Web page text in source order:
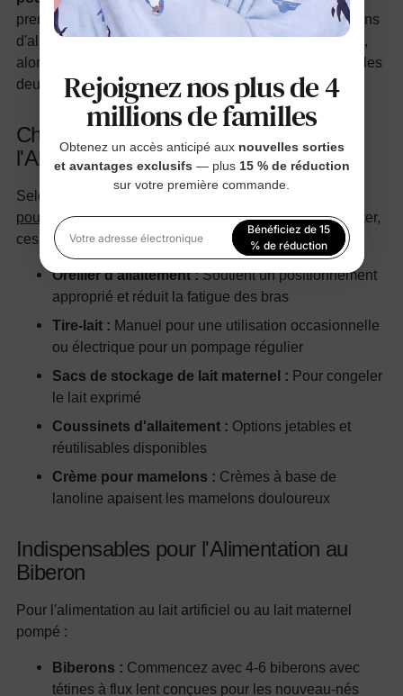
premiers jours plus fluides. Souvenez-vous que les plans
d'alimentation changent parfois après l'arrivée de bébé,
alors considérez d'avoir des fournitures basiques pour les
deux méthodes.
Checklist des Essentiels pour
l'Allaitement
Selon le
CDC, parmi les nourrissons nés en 2021, 81
pour cent ont déjà été allaités. Si vous prévoyez d'allaiter,
ces articles peuvent soutenir votre voyage :
Oreiller d'allaitement :Soutient un positionnement
approprié et réduit la fatigue des bras
Tire-lait : Manuel pour une utilisation occasionnelle
ou électrique pour un pompage régulier
Sacs de stockage de lait maternel : Pour congeler
le lait exprimé
Coussinets d'allaitement : Options jetables et
réutilisables disponibles
Crème pour mamelons : Crèmes à base de
lanoline apaisent les mamelons douloureux
Indispensables pour l'Alimentation au
Biberon
Pour l'alimentation au lait artificiel ou au lait maternel
pompé :
Biberons : Commencez avec 4-6 biberons avec
tétines à flux lent conçues pour les nouveau-nés
Rejoignez nos plus de 4
millions de familles
Obtenez un accès anticipé aux nouvelles sorties
et avantages exclusifs — plus 15 % de réduction
sur votre première commande.
Votre adresse électronique
Bénéficiez de 15
% de réduction
En vous inscrivant, vous acceptez notre Politique de
confidentialité